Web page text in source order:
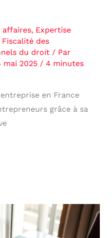
affaires, Expertise
Fiscalité des
du droit/ Par
mai 2025 / 4 minutes
en France
grâce à sa